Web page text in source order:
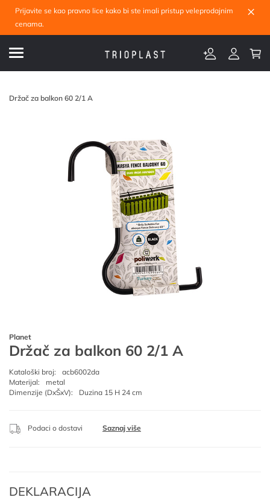
Prijavite se kao pravno lice kako bi ste imali pristup veleprodajnim
cenama.
×
Držač za balkon 60 2/1 A
Planet
Držač za balkon 60 2/1 A
Kataloški broj:
acb6002da
Materijal:
metal
Dimenzije (DxŠxV):
Duzina 15 H 24 cm
Podaci o dostavi Saznaj više
DEKLARACIJA